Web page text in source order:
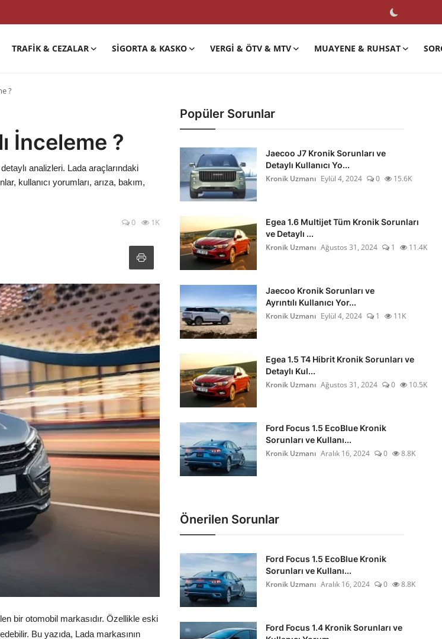
TRAFIK & CEZALAR SIGORTA & KASKO VERGI & ÖTV & MTV MUAYENE & RUHSAT
?
İnceleme ?
analizleri. Lada araçlarındaki
kullanıcı yorumları, arıza, bakım,
0 1K
bir otomobil markasıdır. Özellikle eski
Bu yazıda, Lada markasının
Popüler Sorunlar
Jaecoo J7 Kronik Sorunları ve
Detaylı Kullanıcı Yo...
Kronik Uzmanı Eylül 4, 2024 0 15.6K
Egea 1.6 Multijet Tüm Kronik Sorunları
ve Detaylı ...
Kronik Uzmanı Ağustos 31, 2024 1 11.4K
Jaecoo Kronik Sorunları ve
Ayrıntılı Kullanıcı Yor...
Kronik Uzmanı Eylül 4, 2024 1 11K
Egea 1.5 T4 Hibrit Kronik Sorunları ve
Detaylı Kul...
Kronik Uzmanı Ağustos 31, 2024 0 10.5K
Ford Focus 1.5 EcoBlue Kronik
Sorunları ve Kullanı...
Kronik Uzmanı Aralık 16, 2024 0 8.8K
Önerilen Sorunlar
Ford Focus 1.5 EcoBlue Kronik
Sorunları ve Kullanı...
Kronik Uzmanı Aralık 16, 2024 0 8.8K
Ford Focus 1.4 Kronik Sorunları ve